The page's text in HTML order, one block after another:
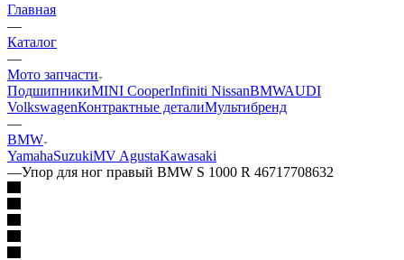
Главная
—
Каталог
—
Мото запчасти
ПодшипникиMINI CooperInfiniti NissanBMWAUDI
VolkswagenКонтрактные деталиМультибренд
—
BMW
YamahaSuzukiMV AgustaKawasaki
—Упор для ног правый BMW S 1000 R 46717708632